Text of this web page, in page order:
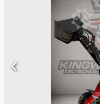
- Zustand: Gebraucht aus
gewartet - Funktion: Voll
Afxskr - Produktbilder
Sie uns gerne für aktuelle
Einbeck nach
MwSt. | EXW Einbeck |